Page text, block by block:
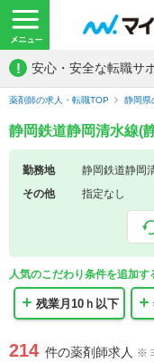
! 安心・安全な転職サ
薬剤師の求人・転職TOP 静岡県
静岡鉄道静岡清水線(
勤務地
静岡鉄道静岡
その他
指定なし
人気のこだわり条件を追加す
残業月10ｈ以下
214 件の薬剤師求人 ※